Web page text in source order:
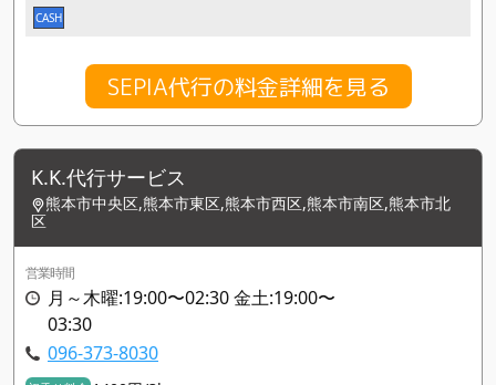
CASH
SEPIA代行の料金詳細を見る
K.K.代行サービス
熊本市中央区,熊本市東区,熊本市西区,熊本市南区,熊本市北
区
営業時間
月～木曜:19:00〜02:30 金土:19:00〜
03:30
096-373-8030